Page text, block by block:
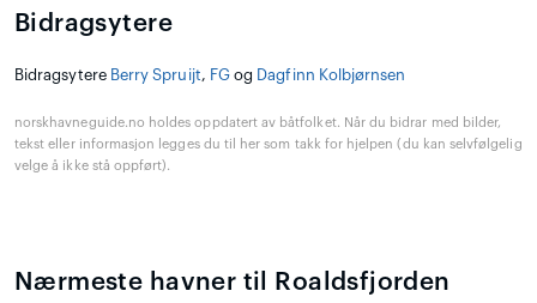
Bidragsytere
Bidragsytere Berry Spruijt, FG og Dagfinn Kolbjørnsen
norskhavneguide.no holdes oppdatert av båtfolket. Når du bidrar med bilder,
tekst eller informasjon legges du til her som takk for hjelpen (du kan selvfølgelig
velge å ikke stå oppført).
Nærmeste havner til Roaldsfjorden